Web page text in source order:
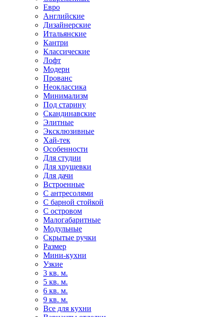
Евро
Английские
Дизайнерские
Итальянские
Кантри
Классические
Лофт
Модерн
Прованс
Неоклассика
Минимализм
Под старину
Скандинавские
Элитные
Эксклюзивные
Хай-тек
Особенности
Для студии
Для хрущевки
Для дачи
Встроенные
С антресолями
С барной стойкой
С островом
Малогабаритные
Модульные
Скрытые ручки
Размер
Мини-кухни
Узкие
3 кв. м.
5 кв. м.
6 кв. м.
9 кв. м.
Все для кухни